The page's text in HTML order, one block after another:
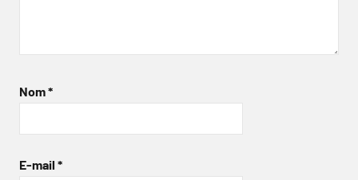
Nom*
E-mail *